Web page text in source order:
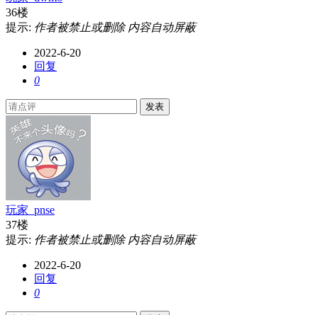
36楼
提示: 作者被禁止或删除 内容自动屏蔽
2022-6-20
回复
0
发表
玩家_pnse
37楼
提示: 作者被禁止或删除 内容自动屏蔽
2022-6-20
回复
0